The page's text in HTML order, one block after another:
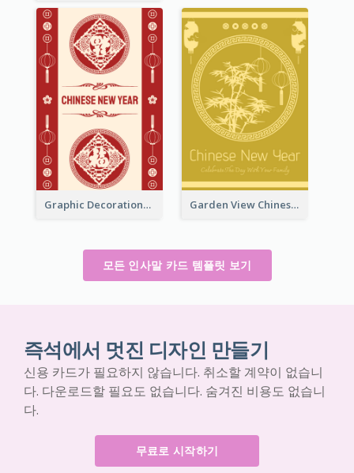
Graphic Decorations Chinese New Year Greeting Card Garden View Chinese New Year Greeting Card
모든 인사말 카드 템플릿 보기
즉석에서 멋진 디자인 만들기
신용 카드가 필요하지 않습니다. 취소할 계약이 없습니
다. 다운로드할 필요도 없습니다. 숨겨진 비용도 없습니
다.
무료로 시작하기